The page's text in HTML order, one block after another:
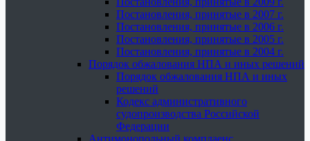
Постановления, принятые в 2007 г.
Постановления, принятые в 2006 г.
Постановления, принятые в 2005 г.
Постановления, принятые в 2004 г.
Порядок обжалования НПА и иных решений
Порядок обжалования НПА и иных
решений
Кодекс административного
судопроизводства Российской
Федерации
Антимонопольный комплаенс